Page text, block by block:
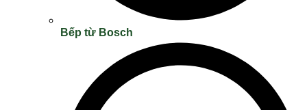
Bếp từ Bosch